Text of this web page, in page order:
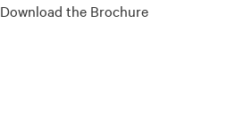
Download the Brochure